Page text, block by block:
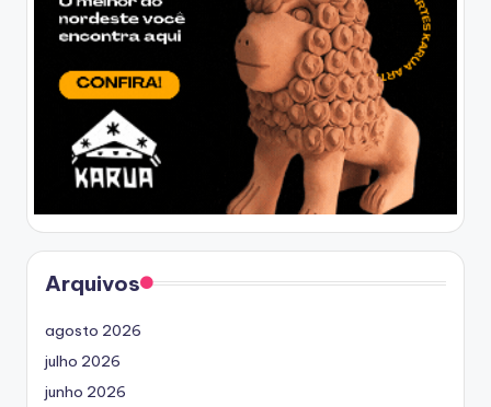
Arquivos
agosto 2026
julho 2026
junho 2026